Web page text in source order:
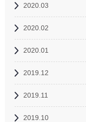
2020.03
2020.02
2020.01
2019.12
2019.11
2019.10